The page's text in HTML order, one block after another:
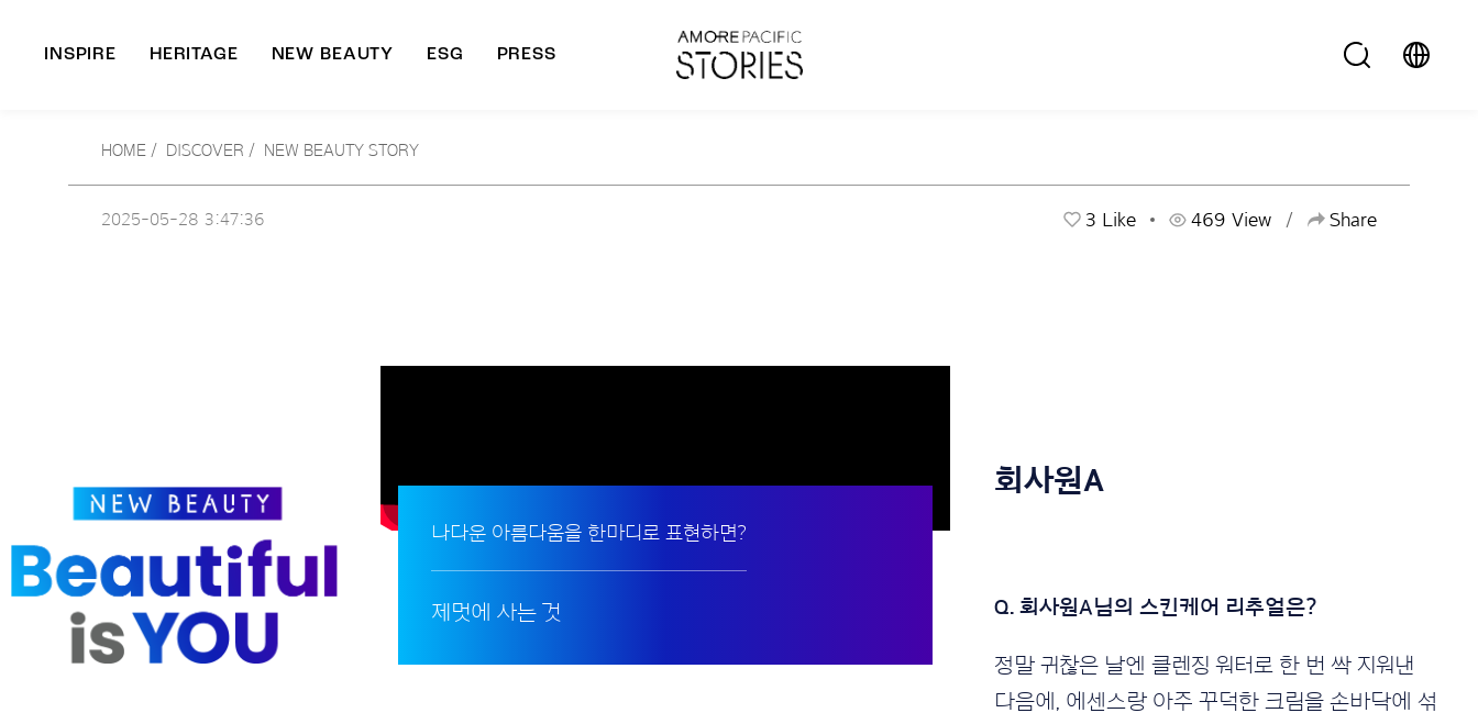
INSPIRE HERITAGE NEW BEAUTY ESG PRESS
HOME / DISCOVER / NEW BEAUTY STORY
2025-05-28 3:47:36 3 Like 469 View Share
나다운 아름다움을 한마디로 표현하면?
제멋에 사는 것
회사원A
Q. 회사원A님의 스킨케어 리추얼은?
정말 귀찮은 날엔 클렌징 워터로 한 번 싹 지워낸
다음에, 에센스랑 아주 꾸덕한 크림을 손바닥에 섞